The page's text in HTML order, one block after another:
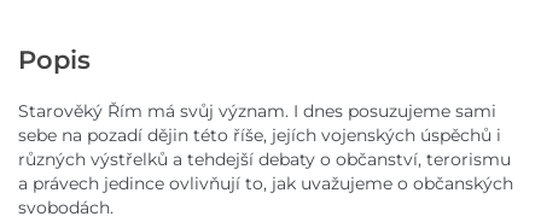
Popis
Starověký Řím má svůj význam. I dnes posuzujeme sami
sebe na pozadí dějin této říše, jejích vojenských úspěchů i
různých výstřelků a tehdejší debaty o občanství, terorismu
a právech jedince ovlivňují to, jak uvažujeme o občanských
svobodách.